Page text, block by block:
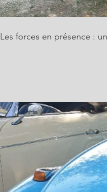
Les forces en présence :